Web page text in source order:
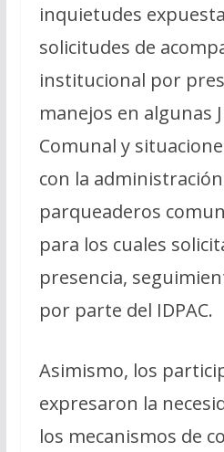
inquietudes
solicitudes de
institucional por
manejos en algunas
Comunal y
con la
parqueaderos
para los cuales
presencia,
por parte del IDPAC.
Asimismo, los
expresaron la
los mecanismos de